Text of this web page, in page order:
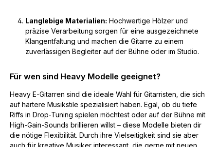
Langlebige Materialien: Hochwertige Hölzer und
präzise Verarbeitung sorgen für eine ausgezeichnete
Klangentfaltung und machen die Gitarre zu einem
zuverlässigen Begleiter auf der Bühne oder im Studio.
Für wen sind Heavy Modelle geeignet?
Heavy E-Gitarren sind die ideale Wahl für Gitarristen, die sich
auf härtere Musikstile spezialisiert haben. Egal, ob du tiefe
Riffs in Drop-Tuning spielen möchtest oder auf der Bühne mit
High-Gain-Sounds brillieren willst – diese Modelle bieten dir
die nötige Flexibilität. Durch ihre Vielseitigkeit sind sie aber
auch für kreative Musiker interessant, die gerne mit neuen